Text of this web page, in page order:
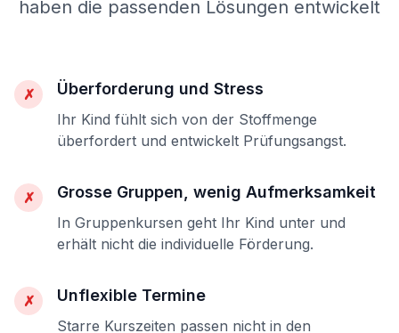
haben die passenden Lösungen entwickelt
✗ Überforderung und Stress
Ihr Kind fühlt sich von der Stoffmenge
überfordert und entwickelt Prüfungsangst.
✗ Grosse Gruppen, wenig Aufmerksamkeit
In Gruppenkursen geht Ihr Kind unter und
erhält nicht die individuelle Förderung.
✗ Unflexible Termine
Starre Kurszeiten passen nicht in den